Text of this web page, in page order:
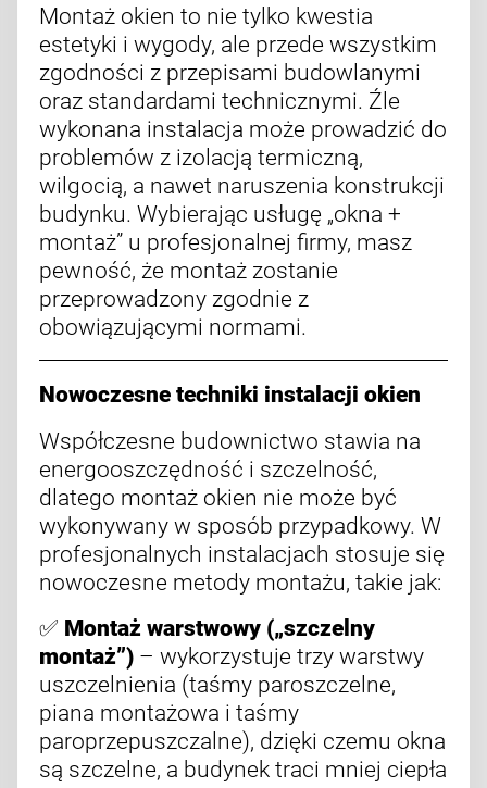
Montaż okien to nie tylko kwestia
estetyki i wygody, ale przede wszystkim
zgodności z przepisami budowlanymi
oraz standardami technicznymi. Źle
wykonana instalacja może prowadzić do
problemów z izolacją termiczną,
wilgocią, a nawet naruszenia konstrukcji
budynku. Wybierając usługę „okna +
montaż” u profesjonalnej firmy, masz
pewność, że montaż zostanie
przeprowadzony zgodnie z
obowiązującymi normami.
Nowoczesne techniki instalacji okien
Współczesne budownictwo stawia na
energooszczędność i szczelność,
dlatego montaż okien nie może być
wykonywany w sposób przypadkowy. W
profesjonalnych instalacjach stosuje się
nowoczesne metody montażu, takie jak:
✅ Montaż warstwowy („szczelny
montaż”) – wykorzystuje trzy warstwy
uszczelnienia (taśmy paroszczelne,
piana montażowa i taśmy
paroprzepuszczalne), dzięki czemu okna
są szczelne, a budynek traci mniej ciepła